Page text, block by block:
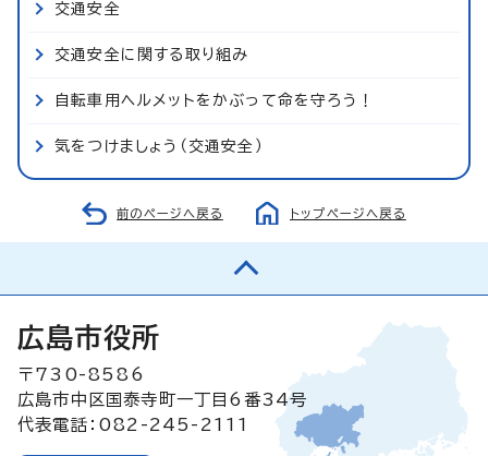
交通安全
交通安全に関する取り組み
自転車用ヘルメットをかぶって命を守ろう！
気をつけましょう（交通安全）
前のページへ戻る トップページへ戻る
広島市役所
〒730-8586
広島市中区国泰寺町一丁目6番34号
代表電話：082-245-2111